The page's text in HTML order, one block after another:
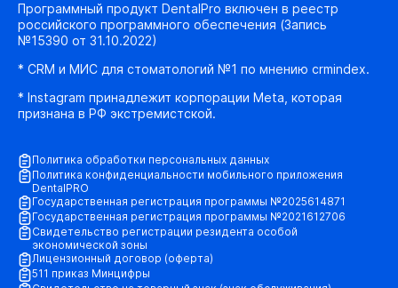
Программный продукт DentalPro включен в реестр
российского программного обеспечения (Запись
№15390 от 31.10.2022)
* CRM и МИС для стоматологий №1 по мнению crmindex.
* Instagram принадлежит корпорации Meta, которая
признана в РФ экстремистской.
Политика обработки персональных данных
Политика конфиденциальности мобильного приложения
DentalPRO
Государственная регистрация программы №2025614871
Государственная регистрация программы №2021612706
Свидетельство регистрации резидента особой
экономической зоны
Лицензионный договор (оферта)
511 приказ Минцифры